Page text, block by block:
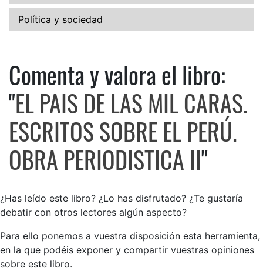
Política y sociedad
Comenta y valora el libro: EL
Comenta y valora el libro:
"EL PAIS DE LAS MIL CARAS.
ESCRITOS SOBRE EL PERÚ.
OBRA PERIODISTICA II"
¿Has leído este libro? ¿Lo has disfrutado? ¿Te gustaría
debatir con otros lectores algún aspecto?
Para ello ponemos a vuestra disposición esta herramienta,
en la que podéis exponer y compartir vuestras opiniones
sobre este libro.